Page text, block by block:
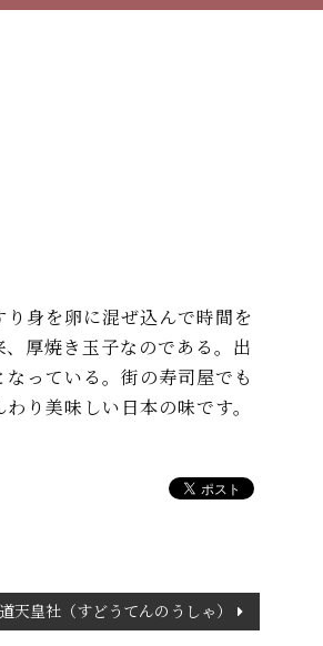
身を卵に混ぜ込んで時間を
厚焼き玉子なのである。出
っている。街の寿司屋でも
り美味しい日本の味です。
天皇社（すどうてんのうしゃ）